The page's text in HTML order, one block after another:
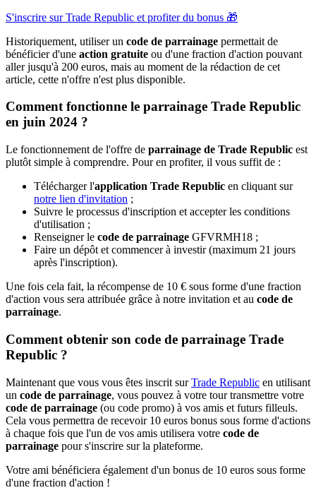
S'inscrire sur Trade Republic et profiter du bonus 🎁
Historiquement, utiliser un code de parrainage permettait de
bénéficier d'une action gratuite ou d'une fraction d'action pouvant
aller jusqu'à 200 euros, mais au moment de la rédaction de cet
article, cette n'offre n'est plus disponible.
Comment fonctionne le parrainage Trade Republic
en juin 2024 ?
Le fonctionnement de l'offre de parrainage de Trade Republic est
plutôt simple à comprendre. Pour en profiter, il vous suffit de :
Télécharger l'application Trade Republic en cliquant sur
notre lien d'invitation ;
Suivre le processus d'inscription et accepter les conditions
d'utilisation ;
Renseigner le code de parrainage GFVRMH18 ;
Faire un dépôt et commencer à investir (maximum 21 jours
après l'inscription).
Une fois cela fait, la récompense de 10 € sous forme d'une fraction
d'action vous sera attribuée grâce à notre invitation et au code de
parrainage.
Comment obtenir son code de parrainage Trade
Republic ?
Maintenant que vous vous êtes inscrit surTrade Republic en utilisant
un code de parrainage, vous pouvez à votre tour transmettre votre
code de parrainage (ou code promo) à vos amis et futurs filleuls.
Cela vous permettra de recevoir 10 euros bonus sous forme d'actions
à chaque fois que l'un de vos amis utilisera votre code de
parrainage pour s'inscrire sur la plateforme.
Votre ami bénéficiera également d'un bonus de 10 euros sous forme
d'une fraction d'action !